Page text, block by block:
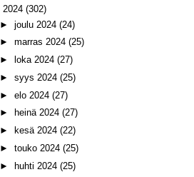
2024 (302)
► joulu 2024 (24)
► marras 2024 (25)
►
loka 2024 (27)
► syys 2024 (25)
► elo 2024 (27)
►
heinä 2024 (27)
►
kesä 2024 (22)
► touko 2024 (25)
► huhti 2024 (25)